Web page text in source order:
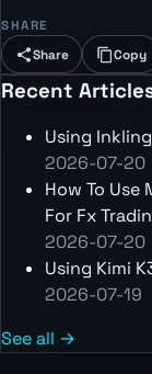
SHARE
Share Copy
Recent
Using
2026-07-20
How To Use
For Fx
2026-07-20
Using Kimi
2026-07-19
See all →